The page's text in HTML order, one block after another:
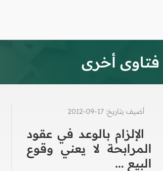
فتاوى أخرى
أضيف بتاريخ: 17-09-2012
الإلزام بالوعد في عقود
المرابحة لا يعني وقوع
البيع ...